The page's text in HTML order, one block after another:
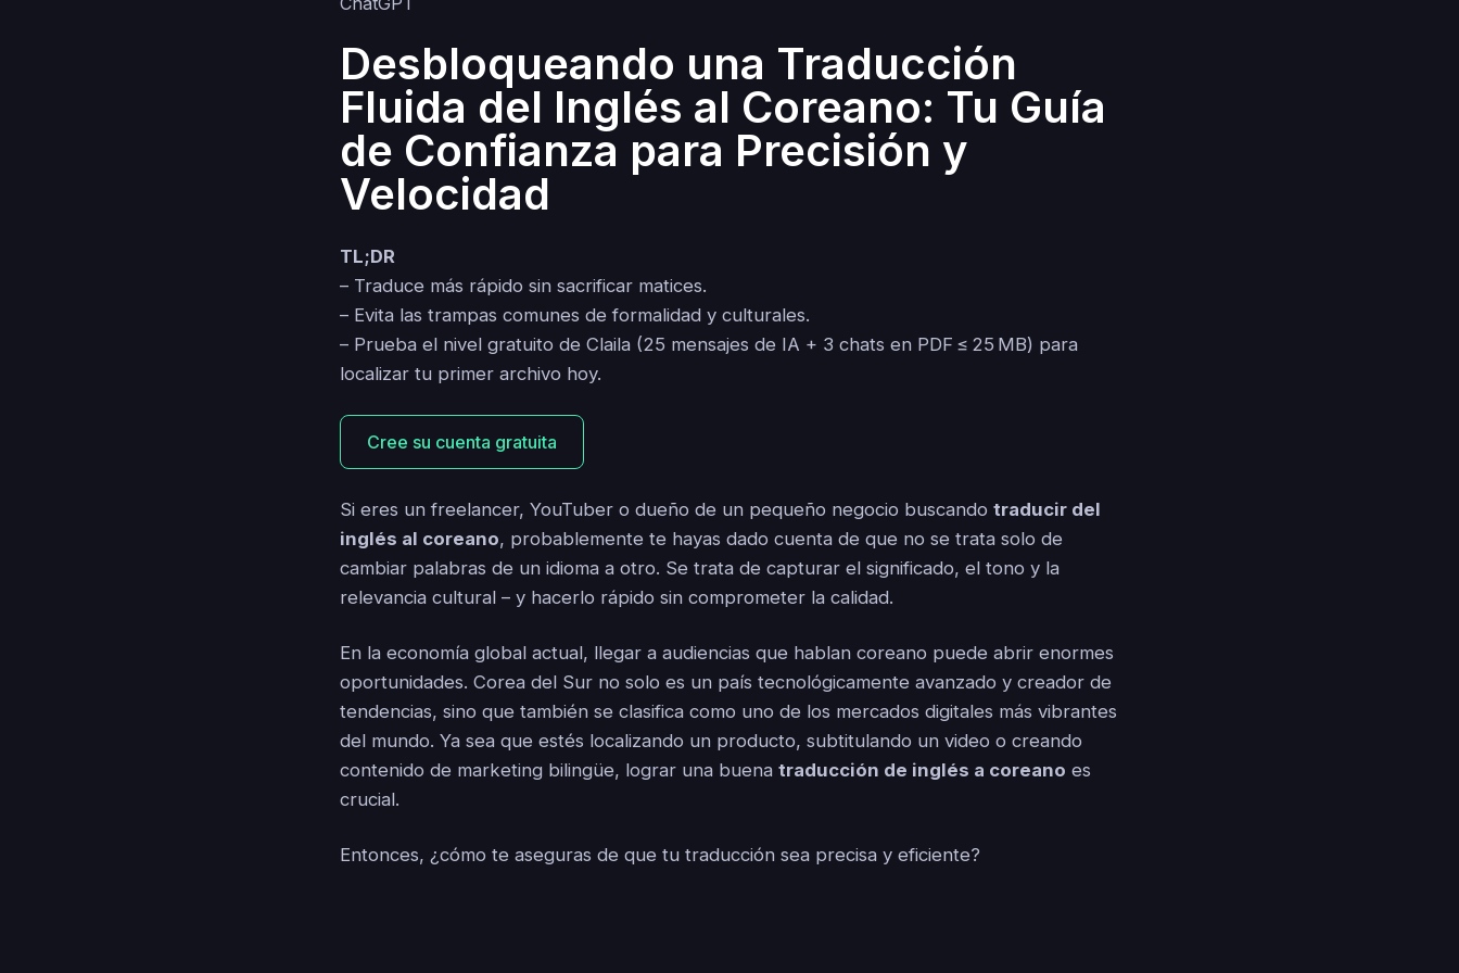
Desbloqueando una Traducción
Fluida del Inglés al Coreano: Tu Guía
de Confianza para Precisión y
Velocidad
TL;DR
– Traduce más rápido sin sacrificar matices.
– Evita las trampas comunes de formalidad y culturales.
– Prueba el nivel gratuito de Claila (25 mensajes de IA + 3 chats en PDF ≤ 25 MB) para
localizar tu primer archivo hoy.
Cree su cuenta gratuita
Si eres un freelancer, YouTuber o dueño de un pequeño negocio buscandotraducir del
inglés al coreano, probablemente te hayas dado cuenta de que no se trata solo de
cambiar palabras de un idioma a otro. Se trata de capturar el significado, el tono y la
relevancia cultural – y hacerlo rápido sin comprometer la calidad.
En la economía global actual, llegar a audiencias que hablan coreano puede abrir enormes
oportunidades. Corea del Sur no solo es un país tecnológicamente avanzado y creador de
tendencias, sino que también se clasifica como uno de los mercados digitales más vibrantes
del mundo. Ya sea que estés localizando un producto, subtitulando un video o creando
contenido de marketing bilingüe, lograr una buenatraducción de inglés a coreano es
crucial.
Entonces, ¿cómo te aseguras de que tu traducción sea precisa y eficiente?